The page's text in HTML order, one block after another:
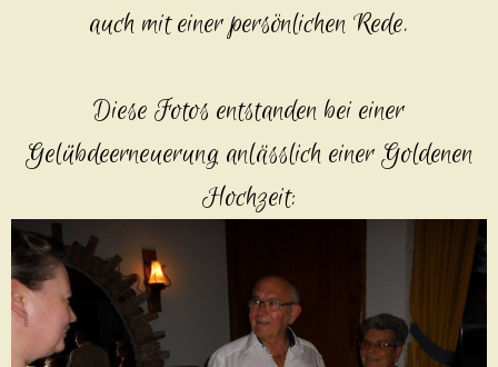
auch mit einer persönlichen Rede.
Diese Fotos entstanden bei einer
Gelübdeerneuerung anlässlich einer Goldenen
Hochzeit: